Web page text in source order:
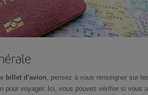
billet d'avion , pensez à vous renseigner sur les
pour voyager. Ici, vous pouvez vérifier si vous